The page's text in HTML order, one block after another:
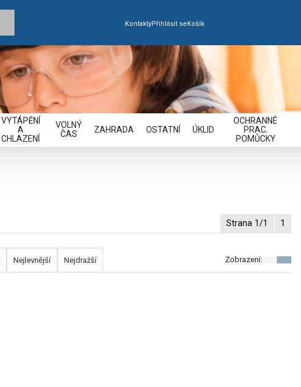
KontaktyPřihlásit se Košík
VYTÁPĚNÍ
A
CHLAZENÍ
VOLNÝ
ČAS
ZAHRADA OSTATNÍ ÚKLID
OCHRANNÉ
PRAC.
POMŮCKY
Strana 1/1 1
Nejlevnější Nejdražší Zobrazení: